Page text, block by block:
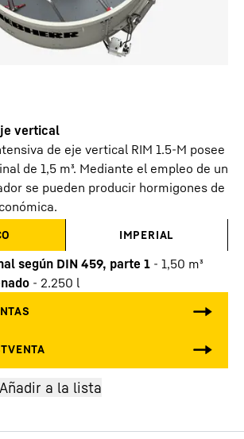
vertical
de eje vertical RIM 1.5-M posee
de 1,5 m³. Mediante el empleo de un
se pueden producir hormigones de
IMPERIAL
según DIN 459, parte 1 - 1,50 m³
- 2.250 l
Añadir a la lista